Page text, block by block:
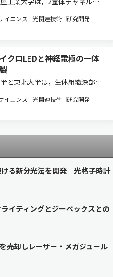
EM）を用いた単粒子解析で
スリリース）。 KnChRは2021
イエンス 光関連技術 研究開発
クロLEDと神経電極の一体
と東北大学は，生体組織深部に
ことを可能とするマイクロLED
体化したハイブリッドプローブ
イエンス 光関連技術 研究開発
ける新分光法を開発 光格子時計
イティングとジーベックスとの
売却しレーザー・メガジュール